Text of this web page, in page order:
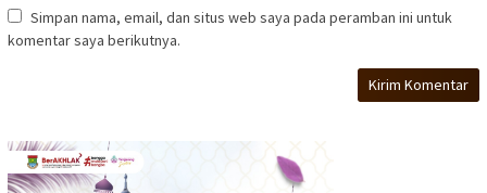
Simpan nama, email, dan situs web saya pada peramban ini untuk
komentar saya berikutnya.